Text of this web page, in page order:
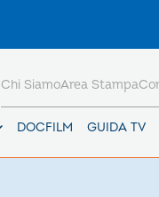
DOCFILM GUIDA TV
Chi SiamoArea Stampa